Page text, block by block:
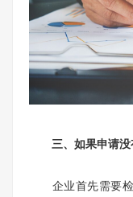
三、如果申请没
企业首先需要检